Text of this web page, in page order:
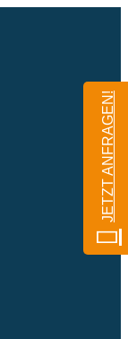
JETZT ANFRAGEN!